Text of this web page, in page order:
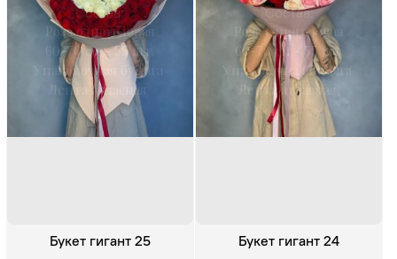
Состав:
Роза одноголовая
60-70 см - 55 шт.
Упаковочная бумага
Лента атласная
Букет гигант 25
Состав:
Роза одноголовая
60-70 см - 55 шт.
Упаковочная бумага
Лента атласная
Букет гигант 24